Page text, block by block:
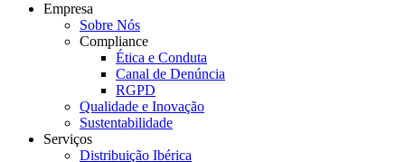
Empresa
Sobre Nós
Compliance
Ética e Conduta
Canal de Denúncia
RGPD
Qualidade e Inovação
Sustentabilidade
Serviços
Distribuição Ibérica